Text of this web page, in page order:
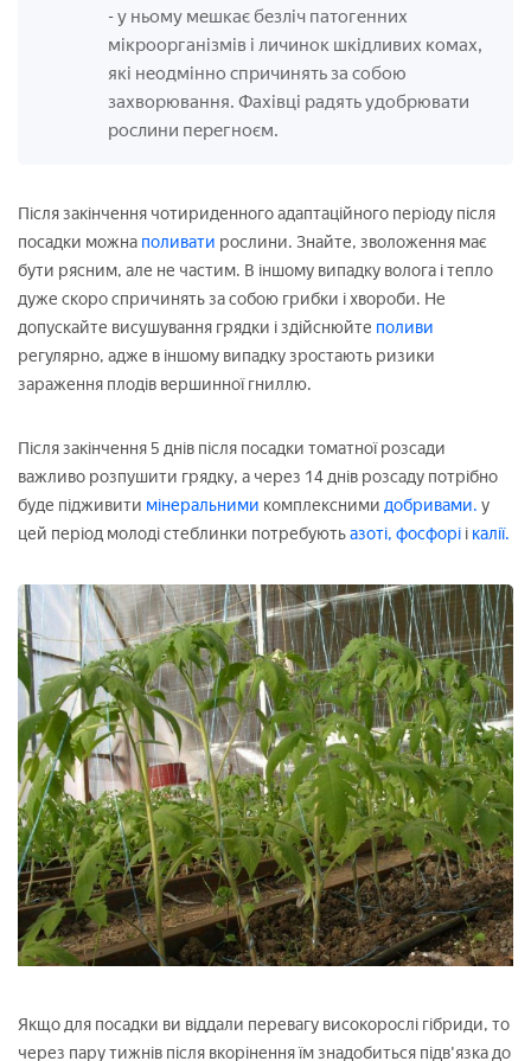
-у ньому мешкає безліч патогенних
мікроорганізмів і личинок шкідливих комах,
які неодмінно спричинять за собою
захворювання. Фахівці радять удобрювати
рослини перегноєм.
Після закінчення чотириденного адаптаційного періоду після
посадки можна поливати рослини. Знайте, зволоження має
бути рясним, але не частим. В іншому випадку волога і тепло
дуже скоро спричинять за собою грибки і хвороби. Не
допускайте висушування грядки і здійснюйте поливи
регулярно, адже в іншому випадку зростають ризики
зараження плодів вершинної гниллю.
Після закінчення 5 днів після посадки томатної розсади
важливо розпушити грядку, а через 14 днів розсаду потрібно
буде підживити мінеральними комплексними добривами. у
цей період молоді стеблинки потребуютьазоті, фосфорі і калії.
Якщо для посадки ви віддали перевагу високорослі гібриди, то
через пару тижнів після вкорінення їм знадобиться підв'язка до